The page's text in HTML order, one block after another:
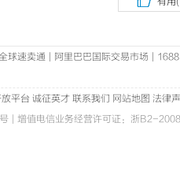
球速卖通 阿里巴巴国际交易市场
1688
平台 诚征英才 联系我们 网站地图 法律
增值电信业务经营许可证：浙B2-